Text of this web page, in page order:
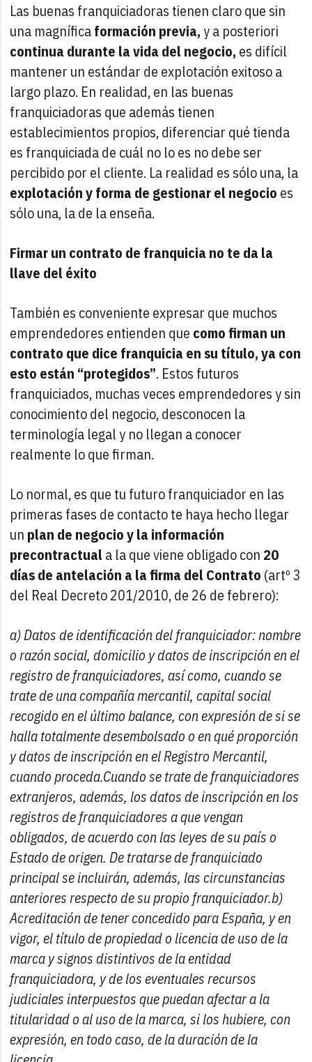
Las buenas franquiciadoras tienen claro que sin
una magníficaformación previa,y a posteriori
continua durante la vida del negocio, es difícil
mantener un estándar de explotación exitoso a
largo plazo. En realidad, en las buenas
franquiciadoras que además tienen
establecimientos propios, diferenciar qué tienda
es franquiciada de cuál no lo es no debe ser
percibido por el cliente. La realidad es sólo una, la
explotación y forma de gestionar el negocio es
sólo una, la de la enseña.
Firmar un contrato de franquicia no te da la
llave del éxito
También es conveniente expresar que muchos
emprendedores entienden que como firman un
contrato que dice franquicia en su título, ya con
esto están “protegidos”. Estos futuros
franquiciados, muchas veces emprendedores y sin
conocimiento del negocio, desconocen la
terminología legal y no llegan a conocer
realmente lo que firman.
Lo normal, es que tu futuro franquiciador en las
primeras fases de contacto te haya hecho llegar
un plan de negocio y la información
precontractuala la que viene obligado con20
días de antelación a la firma del Contrato (artº 3
del Real Decreto 201/2010, de 26 de febrero):
a) Datos de identificación del franquiciador: nombre
o razón social, domicilio y datos de inscripción en el
registro de franquiciadores, así como, cuando se
trate de una compañía mercantil, capital social
recogido en el último balance, con expresión de si se
halla totalmente desembolsado o en qué proporción
y datos de inscripción en el Registro Mercantil,
cuando proceda.Cuando se trate de franquiciadores
extranjeros, además, los datos de inscripción en los
registros de franquiciadores a que vengan
obligados, de acuerdo con las leyes de su país o
Estado de origen. De tratarse de franquiciado
principal se incluirán, además, las circunstancias
anteriores respecto de su propio franquiciador.b)
Acreditación de tener concedido para España, y en
vigor, el título de propiedad o licencia de uso de la
marca y signos distintivos de la entidad
franquiciadora, y de los eventuales recursos
judiciales interpuestos que puedan afectar a la
titularidad o al uso de la marca, si los hubiere, con
expresión, en todo caso, de la duración de la